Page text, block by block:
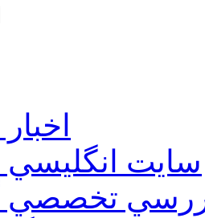
سايت انگليسي